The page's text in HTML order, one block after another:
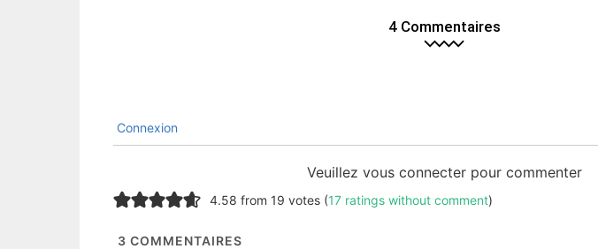
4 Commentaires
Connexion
Veuillez vous connecter pour commenter
4.58 from 19 votes (17 ratings without comment)
3 COMMENTAIRES